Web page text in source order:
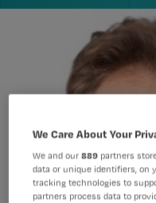
We Care About Your
We and our889 partners
data or unique identifiers, on
tracking technologies to
partners process data to